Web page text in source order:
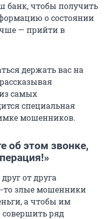
банк,чтобы получить
о состоянии
— прийти в
держать вас на
самых
специальная
мошенников.
об этом звонке,
от друга
то злые мошенники
а чтобы им
ряд